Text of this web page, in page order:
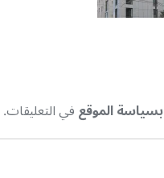
بسياسة الموقعفي التعليقات.